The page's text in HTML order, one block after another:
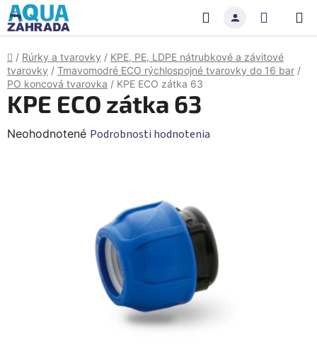
Prejsť
na
obsah
Hľadať
KOŠÍK
Domov
/ Rúrky a tvarovky / KPE, PE, LDPE nátrubkové a závitové
tvarovky / Tmavomodré ECO rýchlospojné tvarovky do 16 bar /
PO koncová tvarovka / KPE ECO zátka 63
KPE ECO zátka 63
Priemerné
Neohodnotené Podrobnosti hodnotenia